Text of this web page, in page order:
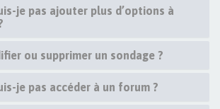
je pas ajouter plus d’options à
ou supprimer un sondage ?
je pas accéder à un forum ?